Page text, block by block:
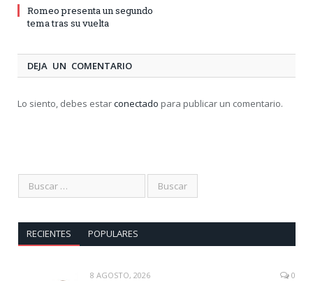
Romeo presenta un segundo
tema tras su vuelta
DEJA UN COMENTARIO
Lo siento, debes estarconectado para publicar un comentario.
RECIENTES POPULARES
8 AGOSTO, 2026 0